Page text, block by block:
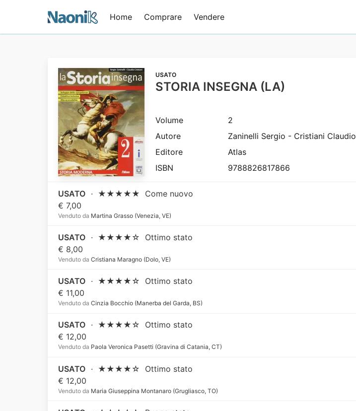
Home Comprare Vendere
USATO
STORIA INSEGNA (LA)
Volume
2
Autore
Zaninelli Sergio - Cristiani Claudio
Editore
Atlas
ISBN
9788826817866
USATO · ★★★★★
Come nuovo
€ 7,00
Venduto da Martina Grasso (Venezia, VE)
USATO · ★★★★☆
Ottimo stato
€ 8,00
Venduto da Cristiana Maragno (Dolo, VE)
USATO · ★★★★☆
Ottimo stato
€ 11,00
Venduto da Cinzia Bocchio (Manerba del Garda, BS)
USATO · ★★★★☆
Ottimo stato
€ 12,00
Venduto da Paola Veronica Pasetti (Gravina di Catania, CT)
USATO · ★★★★☆
Ottimo stato
€ 12,00
Venduto da Maria Giuseppina Montanaro (Grugliasco, TO)